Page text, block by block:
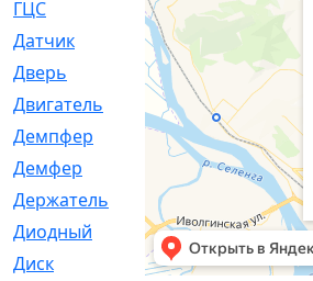
ГЦС
[74]
Датчик
[969]
Дверь
[249]
Двигатель
[64]
Демпфер
[2]
Демфер
[1]
Держатель
Диодный
[3]
Диск
[418]